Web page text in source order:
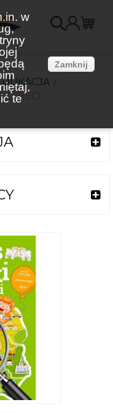
w
te
Zamknij
DZIECI